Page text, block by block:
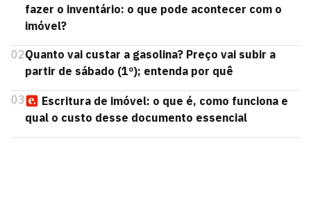
fazer o inventário: o que pode acontecer com o
imóvel?
02Quanto vai custar a gasolina? Preço vai subir a
partir de sábado (1º); entenda por quê
03
Escritura de imóvel: o que é, como funciona e
qual o custo desse documento essencial